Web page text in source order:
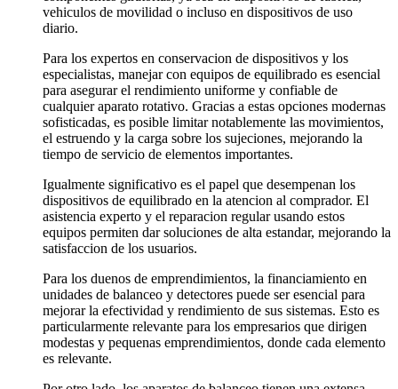
vehiculos de movilidad o incluso en dispositivos de uso
diario.
Para los expertos en conservacion de dispositivos y los
especialistas, manejar con equipos de equilibrado es esencial
para asegurar el rendimiento uniforme y confiable de
cualquier aparato rotativo. Gracias a estas opciones modernas
sofisticadas, es posible limitar notablemente las movimientos,
el estruendo y la carga sobre los sujeciones, mejorando la
tiempo de servicio de elementos importantes.
Igualmente significativo es el papel que desempenan los
dispositivos de equilibrado en la atencion al comprador. El
asistencia experto y el reparacion regular usando estos
equipos permiten dar soluciones de alta estandar, mejorando la
satisfaccion de los usuarios.
Para los duenos de emprendimientos, la financiamiento en
unidades de balanceo y detectores puede ser esencial para
mejorar la efectividad y rendimiento de sus sistemas. Esto es
particularmente relevante para los empresarios que dirigen
modestas y pequenas emprendimientos, donde cada elemento
es relevante.